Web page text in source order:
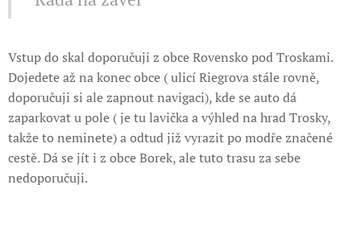
Vstup do skal doporučuji z obce Rovensko pod Troskami.
Dojedete až na konec obce ( ulicí Riegrova stále rovně,
doporučuji si ale zapnout navigaci), kde se auto dá
zaparkovat u pole ( je tu lavička a výhled na hrad Trosky,
takže to neminete) a odtud již vyrazit po modře značené
cestě. Dá se jít i z obce Borek, ale tuto trasu za sebe
nedoporučuji.